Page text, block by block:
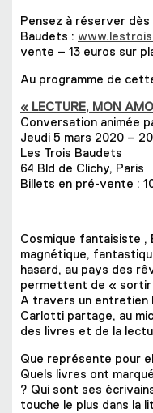
Pensez à réserver
Baudets :
vente – 13 euros sur
Au programme de
« LECTURE, MON
Conversation animée
Jeudi 5 mars 2020 –
Les Trois Baudets
64 Bld de Clichy, Paris
Billets en pré-vente :
Cosmique fantaisiste
magnétique,
hasard, au pays des
permettent de « sortir
A travers un entretien
Carlotti partage, au
des livres et de la
Que représente pour
Quels livres ont
? Qui sont ses
touche le plus dans la